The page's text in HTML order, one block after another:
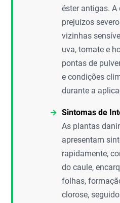
éster antigas.
prejuízos
vizinhas
uva, tomate e
pontas de
e condições
durante a
Sintomas de
As plantas
apresentam
rapidamente,
do caule,
folhas,
clorose,